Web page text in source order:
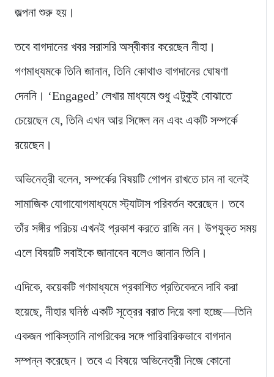
জল্পনা শুরু হয়।
তবে বাগদানের খবর সরাসরি অস্বীকার করেছেন নীহা।
গণমাধ্যমকে তিনি জানান, তিনি কোথাও বাগদানের ঘোষণা
দেননি। ‘Engaged’ লেখার মাধ্যমে শুধু এটুকুই বোঝাতে
চেয়েছেন যে, তিনি এখন আর সিঙ্গেল নন এবং একটি সম্পর্কে
রয়েছেন।
অভিনেত্রী বলেন, সম্পর্কের বিষয়টি গোপন রাখতে চান না বলেই
সামাজিক যোগাযোগমাধ্যমে স্ট্যাটাস পরিবর্তন করেছেন। তবে
তাঁর সঙ্গীর পরিচয় এখনই প্রকাশ করতে রাজি নন। উপযুক্ত সময়
এলে বিষয়টি সবাইকে জানাবেন বলেও জানান তিনি।
এদিকে, কয়েকটি গণমাধ্যমে প্রকাশিত প্রতিবেদনে দাবি করা
হয়েছে, নীহার ঘনিষ্ঠ একটি সূত্রের বরাত দিয়ে বলা হচ্ছে—তিনি
একজন পাকিস্তানি নাগরিকের সঙ্গে পারিবারিকভাবে বাগদান
সম্পন্ন করেছেন। তবে এ বিষয়ে অভিনেত্রী নিজে কোনো